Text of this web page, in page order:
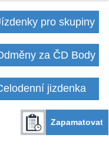
pro skupiny
za ČD Body
jizdenka
Zapamatovat